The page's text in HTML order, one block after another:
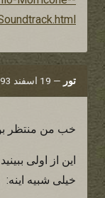
تور — 19 اسفند 1393 — ساعت 19:19
خب من منتظر
این از اولی
خیلی شبیه اینه: